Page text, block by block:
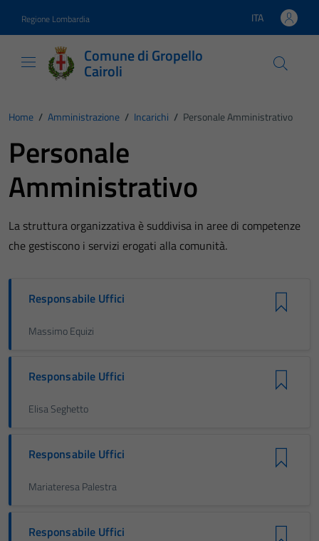
Regione Lombardia Lingua attiva:
ITA
Comune di Gropello
Cairoli
Home / Amministrazione / Incarichi / Personale Amministrativo
Personale
Amministrativo
La struttura organizzativa è suddivisa in aree di competenze
che gestiscono i servizi erogati alla comunità.
Responsabile Uffici
Massimo Equizi
Responsabile Uffici
Elisa Seghetto
Responsabile Uffici
Mariateresa Palestra
Responsabile Uffici